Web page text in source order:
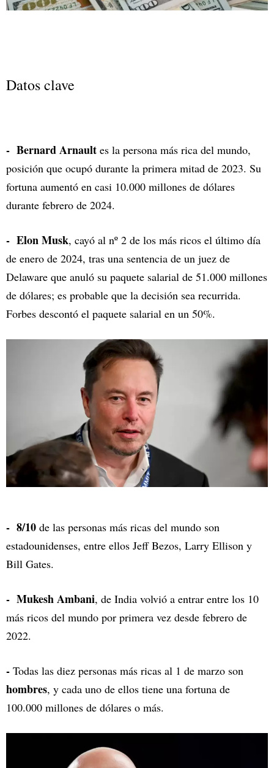
Datos clave
- Bernard Arnault es la persona más rica del mundo,
posición que ocupó durante la primera mitad de 2023. Su
fortuna aumentó en casi 10.000 millones de dólares
durante febrero de 2024.
- Elon Musk, cayó al nº 2 de los más ricos el último día
de enero de 2024, tras una sentencia de un juez de
Delaware que anuló su paquete salarial de 51.000 millones
de dólares; es probable que la decisión sea recurrida.
Forbes descontó el paquete salarial en un 50%.
- 8/10 de las personas más ricas del mundo son
estadounidenses, entre ellos Jeff Bezos, Larry Ellison y
Bill Gates.
- Mukesh Ambani, de India volvió a entrar entre los 10
más ricos del mundo por primera vez desde febrero de
2022.
- Todas las diez personas más ricas al 1 de marzo son
hombres, y cada uno de ellos tiene una fortuna de
100.000 millones de dólares o más.